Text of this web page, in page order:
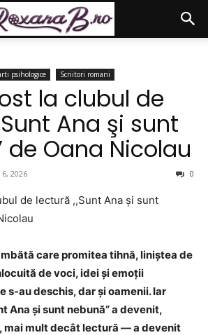
psihologice Scriitori romani
la clubul de
Ana şi sunt
de Oana Nicolau
2026 0
care promitea tihnă, liniștea de
de voci, idei și emoții
s-au deschis, dar și oamenii. Iar
Ana și sunt nebună” a devenit,
mai mult decât lectură — a devenit